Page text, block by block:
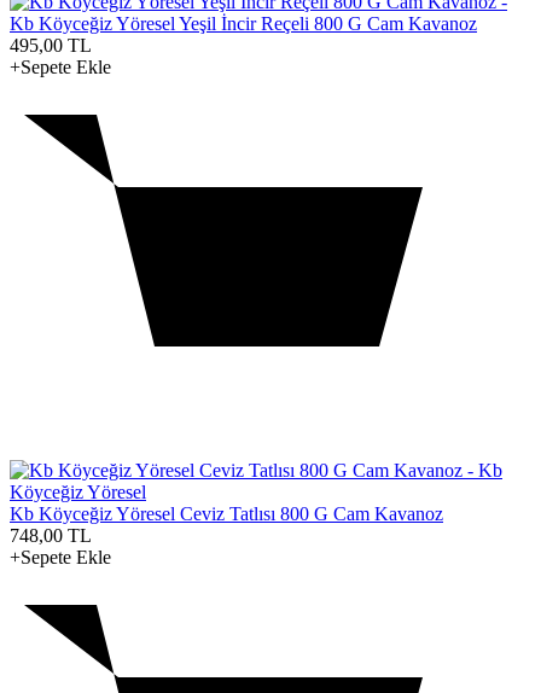
Kb Köyceğiz Yöresel Yeşil İncir Reçeli 800 G Cam Kavanoz
495,00 TL
+Sepete Ekle
Kb Köyceğiz Yöresel Ceviz Tatlısı 800 G Cam Kavanoz
748,00 TL
+Sepete Ekle